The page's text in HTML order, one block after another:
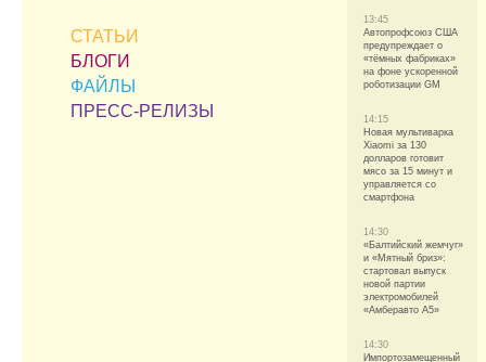
СТАТЬИ
БЛОГИ
ФАЙЛЫ
ПРЕСС-РЕЛИЗЫ
13:45
Автопрофсоюз США
предупреждает о
«тёмных фабриках»
на фоне ускоренной
роботизации GM
14:15
Новая мультиварка
Xiaomi за 130
долларов готовит
мясо за 15 минут и
управляется со
смартфона
14:30
«Балтийский жемчуг»
и «Мятный бриз»:
стартовал выпуск
новой партии
электромобилей
«Амберавто А5»
14:30
Импортозамещенный